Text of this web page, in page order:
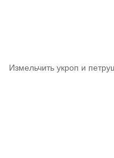
Измельчить укроп и